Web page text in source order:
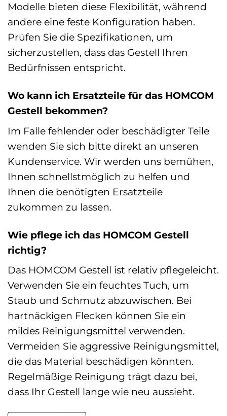
Modelle bieten diese Flexibilität, während
andere eine feste Konfiguration haben.
Prüfen Sie die Spezifikationen, um
sicherzustellen, dass das Gestell Ihren
Bedürfnissen entspricht.
Wo kann ich Ersatzteile für das HOMCOM
Gestell bekommen?
Im Falle fehlender oder beschädigter Teile
wenden Sie sich bitte direkt an unseren
Kundenservice. Wir werden uns bemühen,
Ihnen schnellstmöglich zu helfen und
Ihnen die benötigten Ersatzteile
zukommen zu lassen.
Wie pflege ich das HOMCOM Gestell
richtig?
Das HOMCOM Gestell ist relativ pflegeleicht.
Verwenden Sie ein feuchtes Tuch, um
Staub und Schmutz abzuwischen. Bei
hartnäckigen Flecken können Sie ein
mildes Reinigungsmittel verwenden.
Vermeiden Sie aggressive Reinigungsmittel,
die das Material beschädigen könnten.
Regelmäßige Reinigung trägt dazu bei,
dass Ihr Gestell lange wie neu aussieht.